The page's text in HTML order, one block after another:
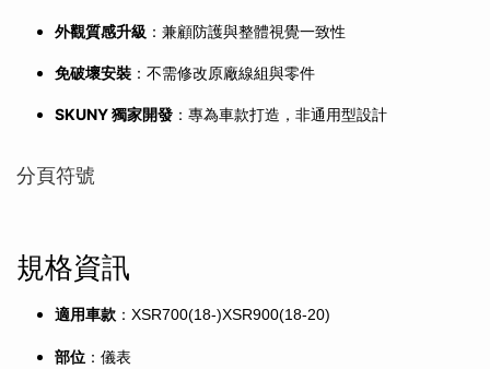
外觀質感升級 ：兼顧防護與整體視覺一致性
免破壞安裝 ：不需修改原廠線組與零件
SKUNY 獨家開發 ：專為車款打造，非通用型設計
分頁符號
規格資訊
適用車款 ： XSR700(18-)XSR900(18-20)
部位 ：儀表